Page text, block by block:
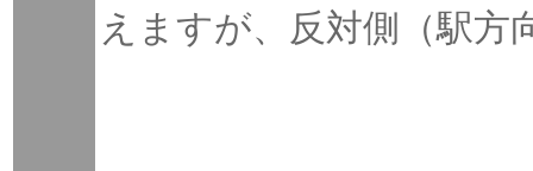
えますが、反対側（駅